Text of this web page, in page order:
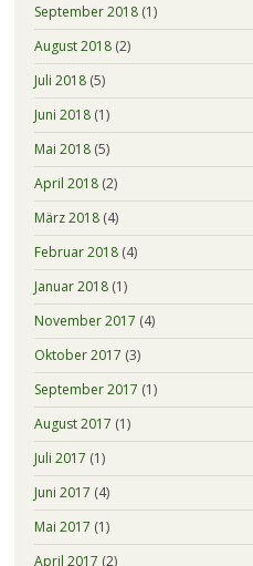
September 2018(1)
August 2018(2)
Juli 2018(5)
Juni 2018(1)
Mai 2018(5)
April 2018(2)
März 2018(4)
Februar 2018(4)
Januar 2018(1)
November 2017 (4)
Oktober 2017 (3)
September 2017 (1)
August 2017 (1)
Juli 2017 (1)
Juni 2017 (4)
Mai 2017 (1)
April 2017 (2)